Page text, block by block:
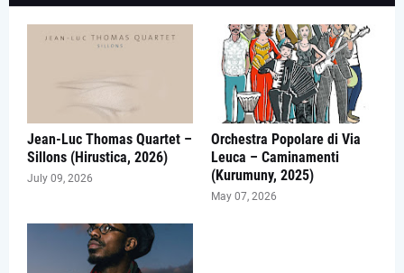
Jean-Luc Thomas Quartet –
Sillons (Hirustica, 2026)
July 09, 2026
Orchestra Popolare di Via
Leuca – Caminamenti
(Kurumuny, 2025)
May 07, 2026